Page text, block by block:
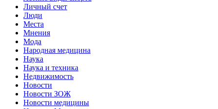
Личный счет
Люди
Места
Мнения
Мода
Народная медицина
Наука
Наука и техника
Недвижимость
Новости
Новости ЗОЖ
Новости медицины